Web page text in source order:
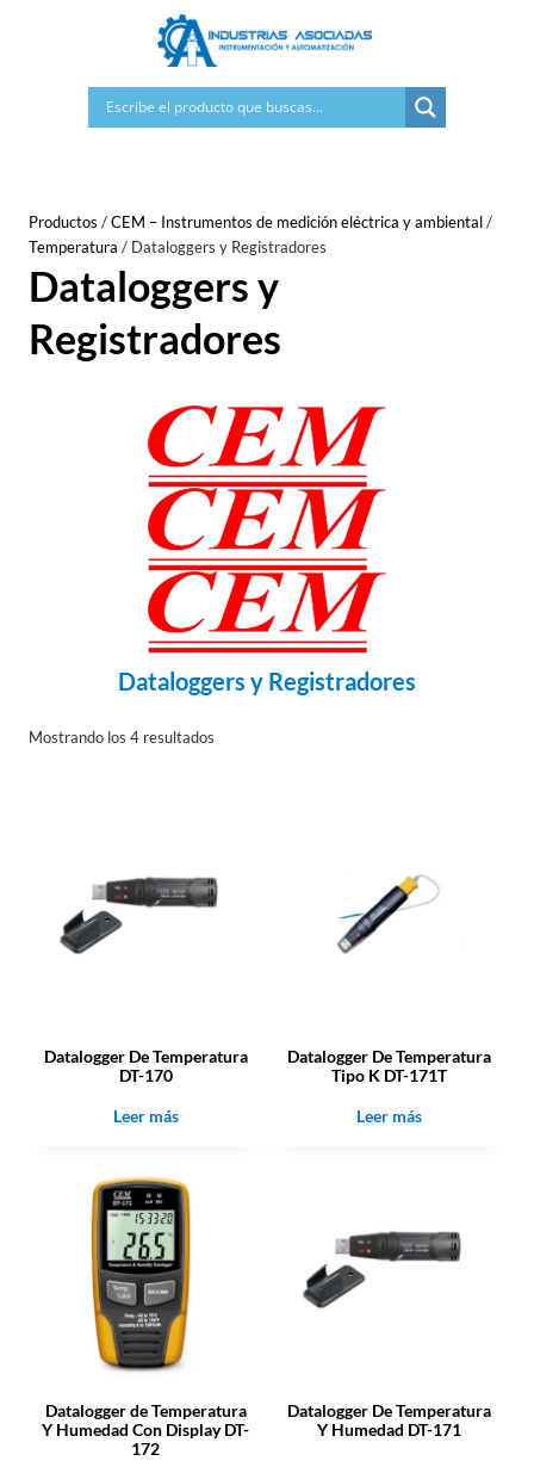
Productos /CEM – Instrumentos de medición eléctrica y ambiental/
Temperatura / Dataloggers y Registradores
Dataloggers y
Registradores
Dataloggers y Registradores
Mostrando los 4 resultados
Datalogger De Temperatura
DT-170
Leer más
Datalogger De Temperatura
Tipo K DT-171T
Leer más
Datalogger de Temperatura
Y Humedad Con Display DT-
172
Datalogger De Temperatura
Y Humedad DT-171